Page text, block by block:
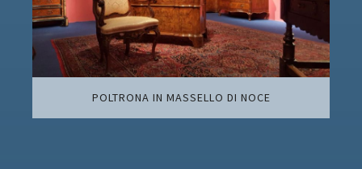
POLTRONA IN MASSELLO DI NOCE